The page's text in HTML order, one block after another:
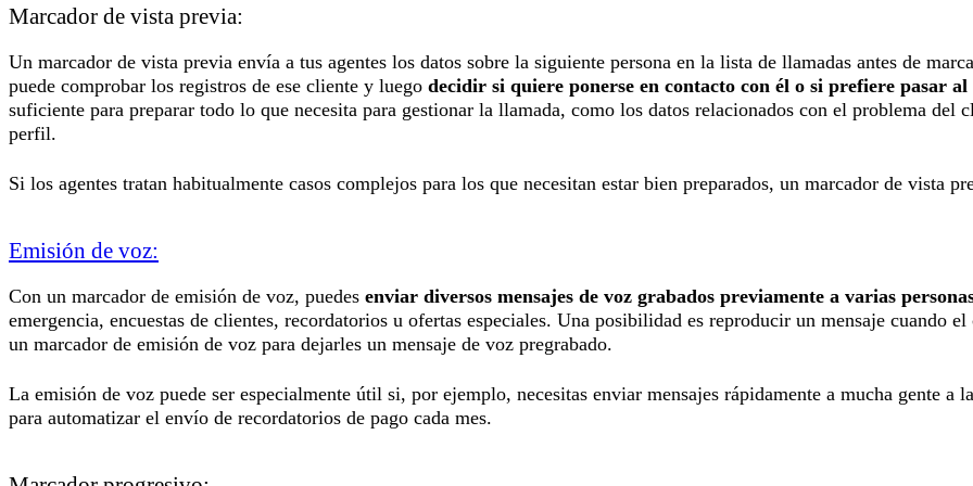
Marcador de vista previa:
Un marcador de vista previa envía a tus agentes los datos sobre la siguiente persona en la lista de llamadas antes de
puede comprobar los registros de ese cliente y luego decidir si quiere ponerse en contacto con él o si prefiere pasar
suficiente para preparar todo lo que necesita para gestionar la llamada, como los datos relacionados con el problema del
perfil.
Si los agentes tratan habitualmente casos complejos para los que necesitan estar bien preparados, un marcador de vista
Emisión de voz:
Con un marcador de emisión de voz, puedes enviar diversos mensajes de voz grabados previamente a varias
emergencia, encuestas de clientes, recordatorios u ofertas especiales. Una posibilidad es reproducir un mensaje cuando
un marcador de emisión de voz para dejarles un mensaje de voz pregrabado.
La emisión de voz puede ser especialmente útil si, por ejemplo, necesitas enviar mensajes rápidamente a mucha gente
para automatizar el envío de recordatorios de pago cada mes.